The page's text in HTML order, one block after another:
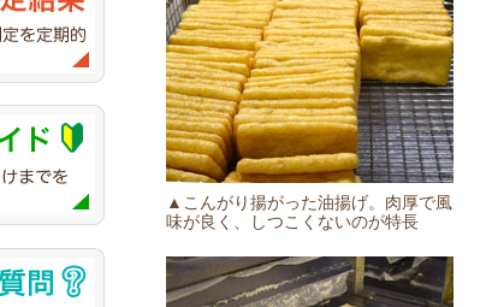
▲こんがり揚がった油揚げ。肉厚で風
味が良く、しつこくないのが特長